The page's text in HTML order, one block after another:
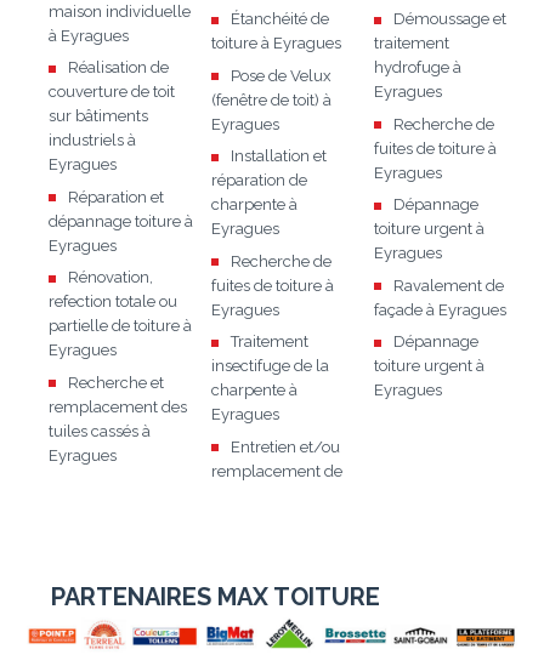
maison individuelle
à Eyragues
Réalisation de
couverture de toit
sur bâtiments
industriels à
Eyragues
Réparation et
dépannage toiture à
Eyragues
Rénovation,
refection totale ou
partielle de toiture à
Eyragues
Recherche et
remplacement des
tuiles cassés à
Eyragues
Étanchéité de
toiture à Eyragues
Pose de Velux
(fenêtre de toit) à
Eyragues
Installation et
réparation de
charpente à
Eyragues
Recherche de
fuites de toiture à
Eyragues
Traitement
insectifuge de la
charpente à
Eyragues
Entretien et/ou
remplacement de
Démoussage et
traitement
hydrofuge à
Eyragues
Recherche de
fuites de toiture à
Eyragues
Dépannage
toiture urgent à
Eyragues
Ravalement de
façade à Eyragues
Dépannage
toiture urgent à
Eyragues
PARTENAIRES MAX TOITURE